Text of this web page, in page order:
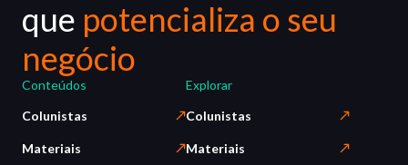
que potencializa o seu
negócio
Conteúdos
Colunistas
Materiais
Explorar
Colunistas
Materiais